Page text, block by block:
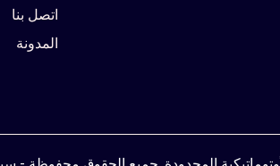
اتصل بنا
المدونة